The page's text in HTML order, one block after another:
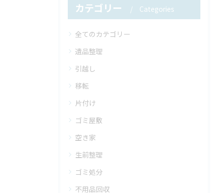
カテゴリー Categories
全てのカテゴリー
遺品整理
引越し
移転
片付け
ゴミ屋敷
空き家
生前整理
ゴミ処分
不用品回収